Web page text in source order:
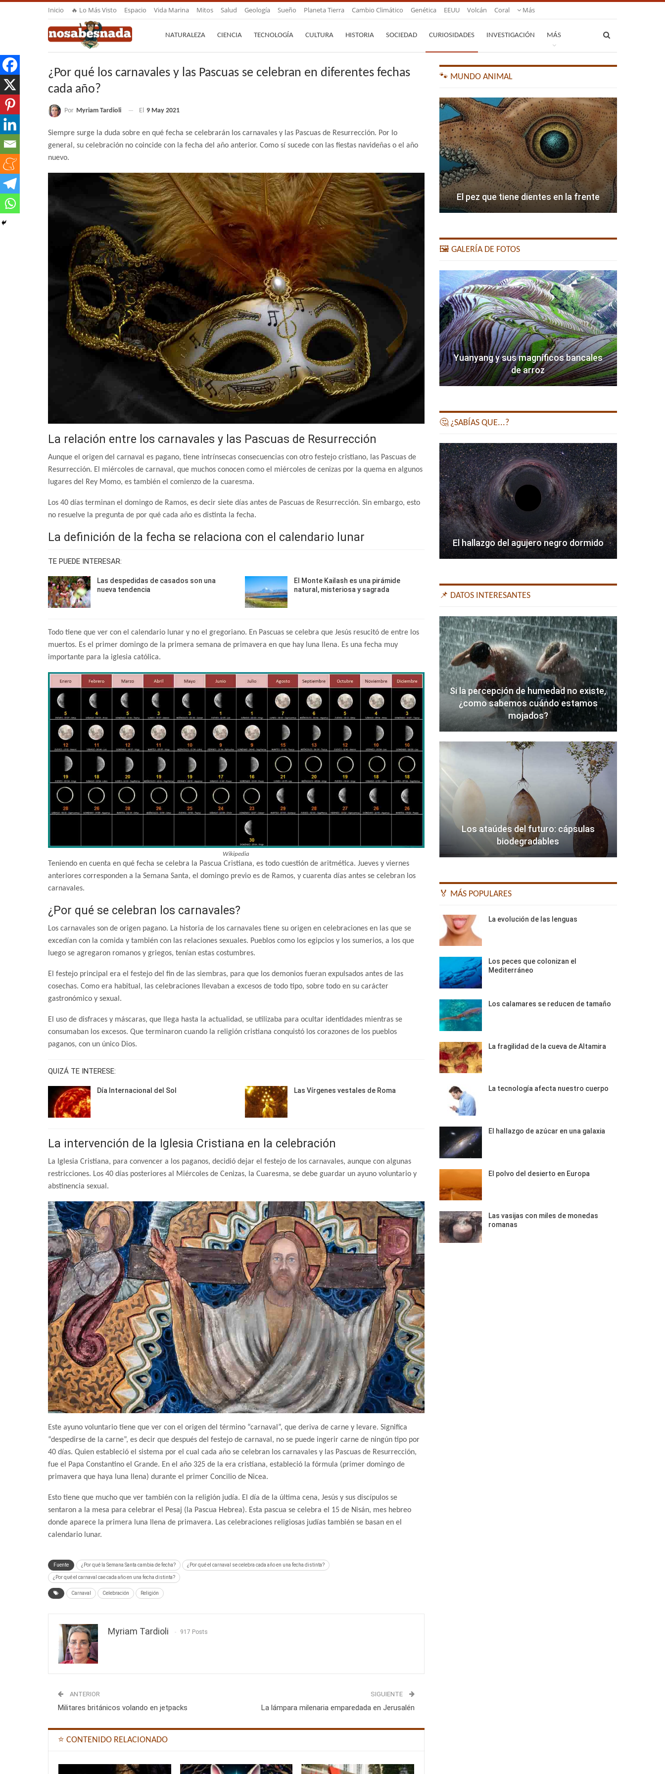
Inicio 🔥 Lo Más Visto Espacio Vida Marina Mitos Salud Geología Sueño Planeta Tierra Cambio Climático Genética EEUU Volcán Coral Más
NATURALEZA CIENCIA TECNOLOGÍA CULTURA HISTORIA SOCIEDAD CURIOSIDADES INVESTIGACIÓN MÁS
¿Por qué los carnavales y las Pascuas se celebran en diferentes fechas
cada año?
Por Myriam Tardioli El 9 May 2021
Siempre surge la duda sobre en qué fecha se celebrarán los carnavales y las Pascuas de Resurrección. Por lo
general, su celebración no coincide con la fecha del año anterior. Como sí sucede con las fiestas navideñas o el año
nuevo.
La relación entre los carnavales y las Pascuas de Resurrección
Aunque el origen del carnaval es pagano, tiene intrínsecas consecuencias con otro festejo cristiano, las Pascuas de
Resurrección. El miércoles de carnaval, que muchos conocen como el miércoles de cenizas por la quema en algunos
lugares del Rey Momo, es también el comienzo de la cuaresma.
Los 40 días terminan el domingo de Ramos, es decir siete días antes de Pascuas de Resurrección. Sin embargo, esto
no resuelve la pregunta de por qué cada año es distinta la fecha.
La definición de la fecha se relaciona con el calendario lunar
TE PUEDE INTERESAR:
Las despedidas de casados son una
nueva tendencia
El Monte Kailash es una pirámide
natural, misteriosa y sagrada
Todo tiene que ver con el calendario lunar y no el gregoriano. En Pascuas se celebra que Jesús resucitó de entre los
muertos. Es el primer domingo de la primera semana de primavera en que hay luna llena. Es una fecha muy
importante para la iglesia católica.
Wikipedia
Teniendo en cuenta en qué fecha se celebra la Pascua Cristiana, es todo cuestión de aritmética. Jueves y viernes
anteriores corresponden a la Semana Santa, el domingo previo es de Ramos, y cuarenta días antes se celebran los
carnavales.
¿Por qué se celebran los carnavales?
Los carnavales son de origen pagano. La historia de los carnavales tiene su origen en celebraciones en las que se
excedían con la comida y también con las relaciones sexuales. Pueblos como los egipcios y los sumerios, a los que
luego se agregaron romanos y griegos, tenían estas costumbres.
El festejo principal era el festejo del fin de las siembras, para que los demonios fueran expulsados antes de las
cosechas. Como era habitual, las celebraciones llevaban a excesos de todo tipo, sobre todo en su carácter
gastronómico y sexual.
El uso de disfraces y máscaras, que llega hasta la actualidad, se utilizaba para ocultar identidades mientras se
consumaban los excesos. Que terminaron cuando la religión cristiana conquistó los corazones de los pueblos
paganos, con un único Dios.
QUIZÁ TE INTERESE:
Día Internacional del Sol Las Vírgenes vestales de Roma
La intervención de la Iglesia Cristiana en la celebración
La Iglesia Cristiana, para convencer a los paganos, decidió dejar el festejo de los carnavales, aunque con algunas
restricciones. Los 40 días posteriores al Miércoles de Cenizas, la Cuaresma, se debe guardar un ayuno voluntario y
abstinencia sexual.
Este ayuno voluntario tiene que ver con el origen del término “carnaval”, que deriva de carne y levare. Significa
“despedirse de la carne”, es decir que después del festejo de carnaval, no se puede ingerir carne de ningún tipo por
40 días. Quien estableció el sistema por el cual cada año se celebran los carnavales y las Pascuas de Resurrección,
fue el Papa Constantino el Grande. En el año 325 de la era cristiana, estableció la fórmula (primer domingo de
primavera que haya luna llena) durante el primer Concilio de Nicea.
Esto tiene que mucho que ver también con la religión judía. El día de la última cena, Jesús y sus discípulos se
sentaron a la mesa para celebrar el Pesaj (la Pascua Hebrea). Esta pascua se celebra el 15 de Nisán, mes hebreo
donde aparece la primera luna llena de primavera. Las celebraciones religiosas judías también se basan en el
calendario lunar.
Fuente ¿Por qué la Semana Santa cambia de fecha? ¿Por qué el carnaval se celebra cada año en una fecha distinta?
¿Por qué el carnaval cae cada año en una fecha distinta?
Carnaval Celebración Religión
Myriam Tardioli 917 Posts
ANTERIOR
Militares británicos volando en jetpacks
SIGUIENTE
La lámpara milenaria emparedada en Jerusalén
⭐ CONTENIDO RELACIONADO
🐾 MUNDO ANIMAL
El pez que tiene dientes en la frente
🖼️ GALERÍA DE FOTOS
Yuanyang y sus magníficos bancales
de arroz
🤔 ¿SABÍAS QUE...?
El hallazgo del agujero negro dormido
📌 DATOS INTERESANTES
Si la percepción de humedad no existe,
¿como sabemos cuándo estamos
mojados?
Los ataúdes del futuro: cápsulas
biodegradables
🏅 MÁS POPULARES
La evolución de las lenguas
Los peces que colonizan el
Mediterráneo
Los calamares se reducen de tamaño
La fragilidad de la cueva de Altamira
La tecnología afecta nuestro cuerpo
El hallazgo de azúcar en una galaxia
El polvo del desierto en Europa
Las vasijas con miles de monedas
romanas